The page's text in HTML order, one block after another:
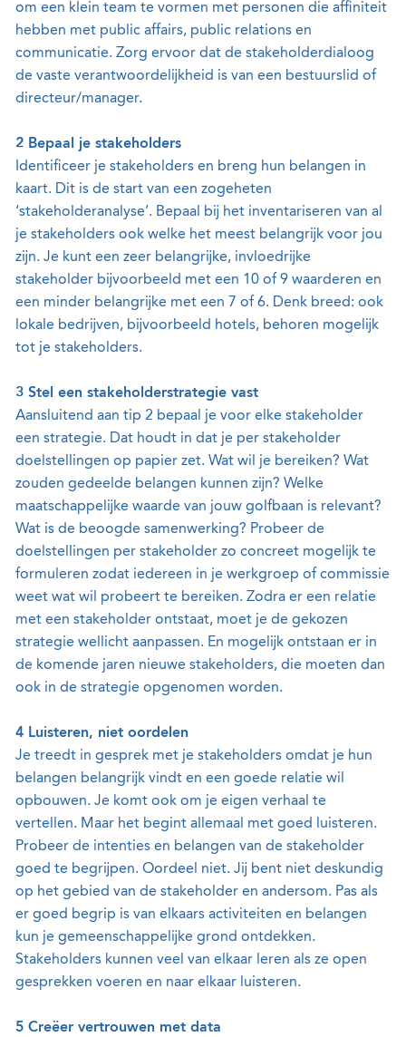
om een klein team te vormen met personen die affiniteit
hebben met public affairs, public relations en
communicatie. Zorg ervoor dat de stakeholderdialoog
de vaste verantwoordelijkheid is van een bestuurslid of
directeur/manager.
2 Bepaal je stakeholders
Identificeer je stakeholders en breng hun belangen in
kaart. Dit is de start van een zogeheten
‘stakeholderanalyse’. Bepaal bij het inventariseren van al
je stakeholders ook welke het meest belangrijk voor jou
zijn. Je kunt een zeer belangrijke, invloedrijke
stakeholder bijvoorbeeld met een 10 of 9 waarderen en
een minder belangrijke met een 7 of 6. Denk breed: ook
lokale bedrijven, bijvoorbeeld hotels, behoren mogelijk
tot je stakeholders.
3 Stel een stakeholderstrategie vast
Aansluitend aan tip 2 bepaal je voor elke stakeholder
een strategie. Dat houdt in dat je per stakeholder
doelstellingen op papier zet. Wat wil je bereiken? Wat
zouden gedeelde belangen kunnen zijn? Welke
maatschappelijke waarde van jouw golfbaan is relevant?
Wat is de beoogde samenwerking? Probeer de
doelstellingen per stakeholder zo concreet mogelijk te
formuleren zodat iedereen in je werkgroep of commissie
weet wat wil probeert te bereiken. Zodra er een relatie
met een stakeholder ontstaat, moet je de gekozen
strategie wellicht aanpassen. En mogelijk ontstaan er in
de komende jaren nieuwe stakeholders, die moeten dan
ook in de strategie opgenomen worden.
4 Luisteren, niet oordelen
Je treedt in gesprek met je stakeholders omdat je hun
belangen belangrijk vindt en een goede relatie wil
opbouwen. Je komt ook om je eigen verhaal te
vertellen. Maar het begint allemaal met goed luisteren.
Probeer de intenties en belangen van de stakeholder
goed te begrijpen. Oordeel niet. Jij bent niet deskundig
op het gebied van de stakeholder en andersom. Pas als
er goed begrip is van elkaars activiteiten en belangen
kun je gemeenschappelijke grond ontdekken.
Stakeholders kunnen veel van elkaar leren als ze open
gesprekken voeren en naar elkaar luisteren.
5 Creëer vertrouwen met data